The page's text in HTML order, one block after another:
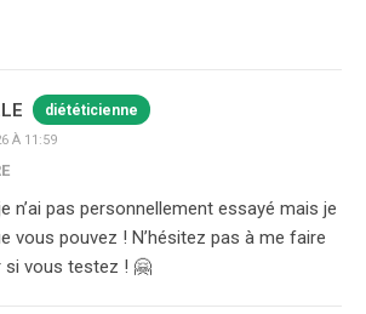
diététicienne
À 11:59
n’ai pas personnellement essayé mais je
vous pouvez ! N’hésitez pas à me faire
si vous testez ! 🤗